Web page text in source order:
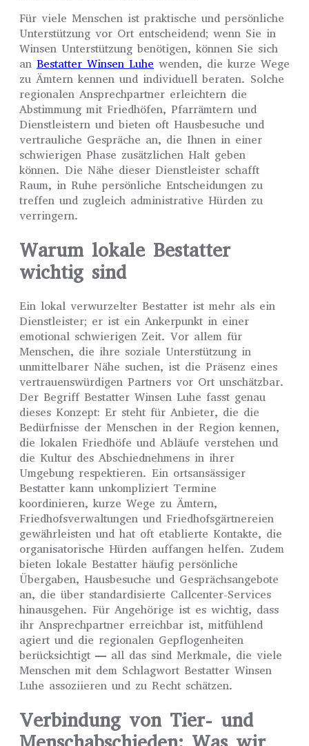
Für viele Menschen ist praktische und persönliche
Unterstützung vor Ort entscheidend; wenn Sie in
Winsen Unterstützung benötigen, können Sie sich
an Bestatter Winsen Luhe wenden, die kurze Wege
zu Ämtern kennen und individuell beraten. Solche
regionalen Ansprechpartner erleichtern die
Abstimmung mit Friedhöfen, Pfarrämtern und
Dienstleistern und bieten oft Hausbesuche und
vertrauliche Gespräche an, die Ihnen in einer
schwierigen Phase zusätzlichen Halt geben
können. Die Nähe dieser Dienstleister schafft
Raum, in Ruhe persönliche Entscheidungen zu
treffen und zugleich administrative Hürden zu
verringern.
Warum lokale Bestatter
wichtig sind
Ein lokal verwurzelter Bestatter ist mehr als ein
Dienstleister; er ist ein Ankerpunkt in einer
emotional schwierigen Zeit. Vor allem für
Menschen, die ihre soziale Unterstützung in
unmittelbarer Nähe suchen, ist die Präsenz eines
vertrauenswürdigen Partners vor Ort unschätzbar.
Der Begriff Bestatter Winsen Luhe fasst genau
dieses Konzept: Er steht für Anbieter, die die
Bedürfnisse der Menschen in der Region kennen,
die lokalen Friedhöfe und Abläufe verstehen und
die Kultur des Abschiednehmens in ihrer
Umgebung respektieren. Ein ortsansässiger
Bestatter kann unkompliziert Termine
koordinieren, kurze Wege zu Ämtern,
Friedhofsverwaltungen und Friedhofsgärtnereien
gewährleisten und hat oft etablierte Kontakte, die
organisatorische Hürden auffangen helfen. Zudem
bieten lokale Bestatter häufig persönliche
Übergaben, Hausbesuche und Gesprächsangebote
an, die über standardisierte Callcenter-Services
hinausgehen. Für Angehörige ist es wichtig, dass
ihr Ansprechpartner erreichbar ist, mitfühlend
agiert und die regionalen Gepflogenheiten
berücksichtigt — all das sind Merkmale, die viele
Menschen mit dem Schlagwort Bestatter Winsen
Luhe assoziieren und zu Recht schätzen.
Verbindung von Tier- und